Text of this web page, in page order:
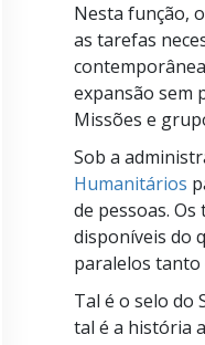
Nesta função,
as tarefas
expansão sem
Missões e
Sob a
Humanitários
de pessoas.
disponíveis do
paralelos tanto
Tal é o selo do
tal é a história